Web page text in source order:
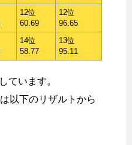
12位
60.69
12位
96.65
14位
58.77
13位
95.11
ています。
以下のリザルトから